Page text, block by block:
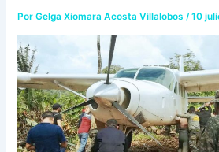
PorGelga Xiomara Acosta Villalobos/10